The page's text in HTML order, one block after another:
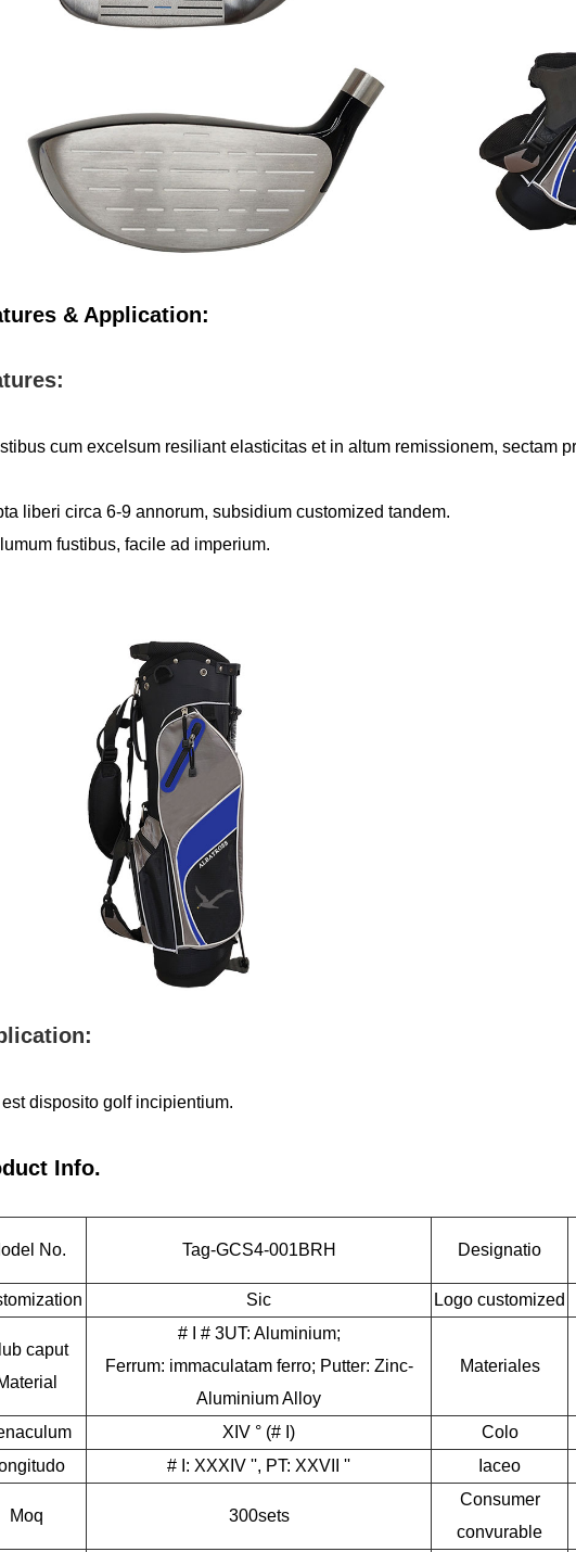
& Application:
cum excelsum resiliant elasticitas et in altum
Apta liberi circa 6-9 annorum, subsidium
fustibus, facile ad imperium.
est disposito golf incipientium.
Info.
No. Tag-GCS4-001BRH Designatio
Sic Logo customized
caput
# I # 3UT: Aluminium;
Ferrum: immaculatam ferro; Putter: Zinc-
Aluminium Alloy
Materiales
XIV ° (# I) Colo
# I: XXXIV '', PT: XXVII '' Iaceo
Moq 300sets
Consumer
convurable